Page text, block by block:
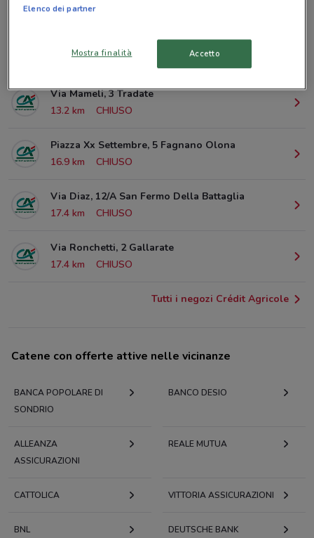
875 m
CHIUSO
Via Mameli, 3 Tradate
13.2 km
CHIUSO
Piazza Xx Settembre, 5 Fagnano Olona
16.9 km
CHIUSO
Via Diaz, 12/A San Fermo Della Battaglia
17.4 km
CHIUSO
Via Ronchetti, 2 Gallarate
17.4 km
CHIUSO
Tutti i negozi Crédit Agricole
Catene con offerte attive nelle vicinanze
BANCA POPOLARE DI
SONDRIO
BANCO DESIO
ALLEANZA
ASSICURAZIONI
REALE MUTUA
CATTOLICA VITTORIA ASSICURAZIONI
BNL DEUTSCHE BANK
Elenco dei partner
Mostra finalità Accetto